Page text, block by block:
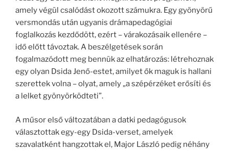
amely végül csalódást okozott számukra. Egy gyönyörű
versmondás után ugyanis drámapedagógiai
foglalkozás kezdődött, ezért – várakozásaik ellenére –
idő előtt távoztak. A beszélgetések során
fogalmazódott meg bennük az elhatározás: létrehoznak
egy olyan Dsida Jenő-estet, amilyet ők maguk is hallani
szerettek volna – olyat, amely „a szépérzéket erősíti és
a lelket gyönyörködteti”.
A műsor első változatában a datki pedagógusok
választottak egy-egy Dsida-verset, amelyek
szavalatként hangzottak el, Major László pedig néhány